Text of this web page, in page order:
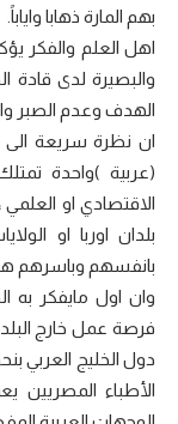
بهم المارة ذهابا واياباً.
اهل العلم والفكر
والبصيرة لدى قادة
الهدف وعدم الصبر
ان نظرة سريعة الى
(عربية )واحدة
الاقتصادي او
بلدان اوربا او
بانفسهم وباسرهم
وان اول مايفكر به
فرصة عمل خارج
الأطباء المصريين